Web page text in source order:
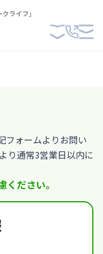
ライフ」
フォームよりお問い
り通常3営業日以内に
ださい。